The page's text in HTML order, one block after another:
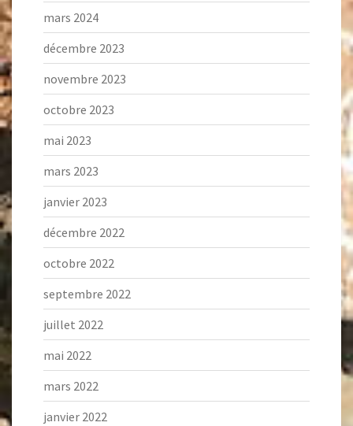
mars 2024
décembre 2023
novembre 2023
octobre 2023
mai 2023
mars 2023
janvier 2023
décembre 2022
octobre 2022
septembre 2022
juillet 2022
mai 2022
mars 2022
janvier 2022